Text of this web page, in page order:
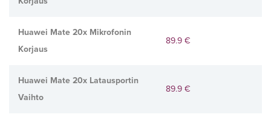
Huawei Mate 20x Mikrofonin
Korjaus
89.9 €
Huawei Mate 20x Latausportin
Vaihto
89.9 €